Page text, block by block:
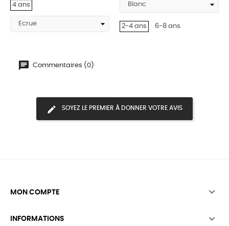
4 ans
2-4 ans 6-8 ans
Commentaires (0)
SOYEZ LE PREMIER À DONNER VOTRE AVIS
MON COMPTE 
INFORMATIONS 